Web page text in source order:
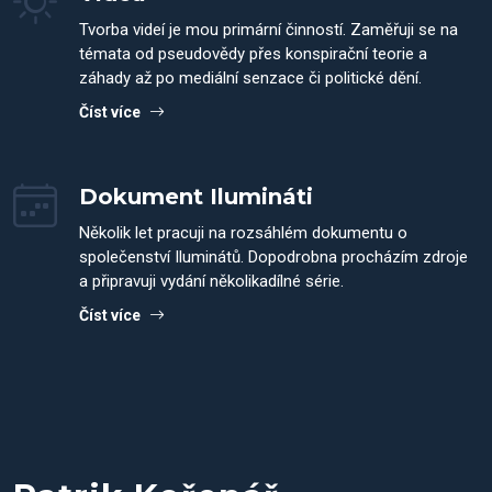
Tvorba videí je mou primární činností. Zaměřuji se na
témata od pseudovědy přes konspirační teorie a
záhady až po mediální senzace či politické dění.
Číst více
Dokument Ilumináti
Několik let pracuji na rozsáhlém dokumentu o
společenství Iluminátů. Dopodrobna procházím zdroje
a připravuji vydání několikadílné série.
Číst více